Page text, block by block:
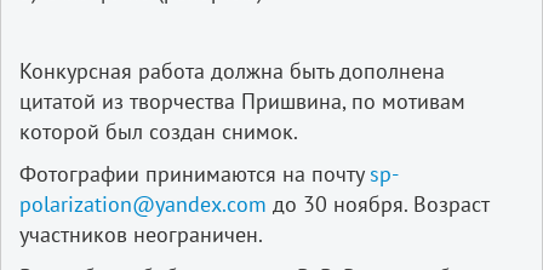
Конкурсная работа должна быть дополнена
цитатой из творчества Пришвина, по мотивам
которой был создан снимок.
Фотографии принимаются на почтуsp-
polarization@yandex.com до 30 ноября. Возраст
участников неограничен.